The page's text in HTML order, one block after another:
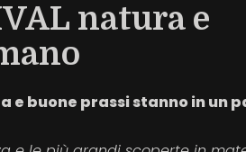
natura e
e buone prassi stanno in un